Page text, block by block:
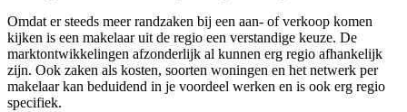
Omdat er steeds meer randzaken bij een aan- of verkoop komen
kijken is een makelaar uit de regio een verstandige keuze. De
marktontwikkelingen afzonderlijk al kunnen erg regio afhankelijk
zijn. Ook zaken als kosten, soorten woningen en het netwerk per
makelaar kan beduidend in je voordeel werken en is ook erg regio
specifiek.